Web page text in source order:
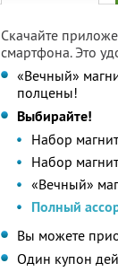
Скачайте
смартфона. Это
«Вечный»
полцены!
Выбирайте!
Набор
Набор
«Вечный»
Полный
Вы можете
Один купон